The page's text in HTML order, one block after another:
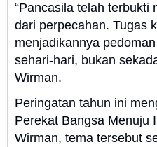
“Pancasila telah terbukti
dari perpecahan. Tugas
menjadikannya
sehari-hari, bukan
Wirman.
Peringatan tahun ini
Perekat Bangsa Menuju
Wirman, tema tersebut